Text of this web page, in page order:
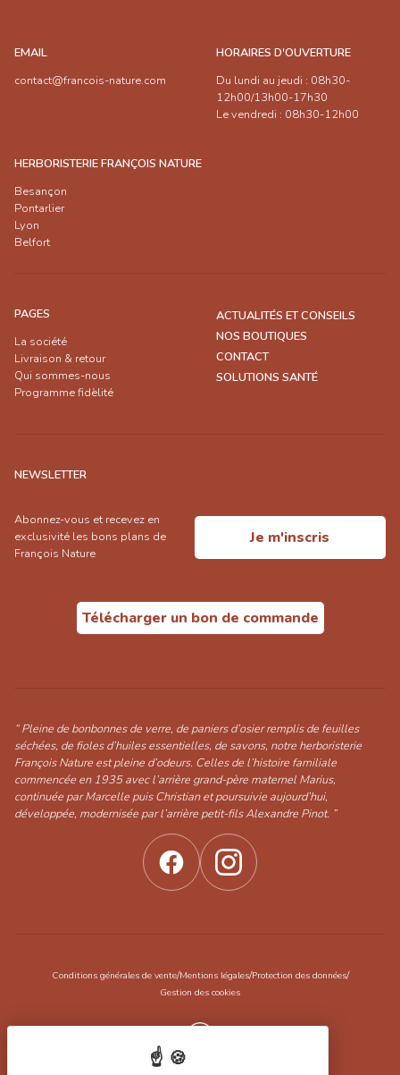
EMAIL
contact@francois-nature.com
HORAIRES D'OUVERTURE
Du lundi au jeudi : 08h30-
12h00/13h00-17h30
Le vendredi : 08h30-12h00
HERBORISTERIE FRANÇOIS NATURE
Besançon
Pontarlier
Lyon
Belfort
PAGES
La société
Livraison & retour
Qui sommes-nous
Programme fidèlité
ACTUALITÉS ET CONSEILS
NOS BOUTIQUES
CONTACT
SOLUTIONS SANTÉ
NEWSLETTER
Abonnez-vous et recevez en
exclusivité les bons plans de
François Nature
Je m'inscris
Télécharger un bon de commande
“ Pleine de bonbonnes de verre, de paniers d’osier remplis de feuilles
séchées, de fioles d’huiles essentielles, de savons, notre herboristerie
François Nature est pleine d’odeurs. Celles de l’histoire familiale
commencée en 1935 avec l’arrière grand-père maternel Marius,
continuée par Marcelle puis Christian et poursuivie aujourd’hui,
développée, modernisée par l’arrière petit-fils Alexandre Pinot. ”
Conditions générales de vente/Mentions légales/Protection des données/
Gestion des cookies
Réalisation Koredge